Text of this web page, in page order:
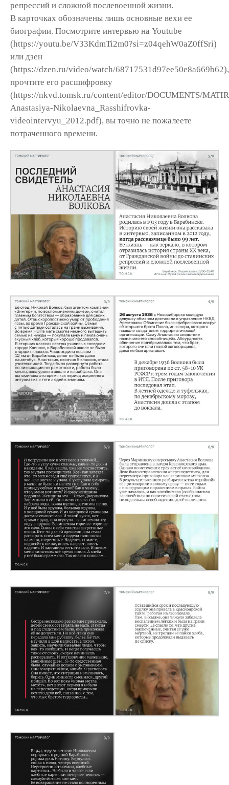
репрессий и сложной послевоенной жизни.
В карточках обозначены лишь основные вехи ее
биографии. Посмотрите интервью на Youtube
(https://youtu.be/V33KdmTi2m0?si=z04qehW0aZ0ffSri)
или дзен
(https://dzen.ru/video/watch/68717531d97ee50e8a669b62),
прочтите его расшифровку
(https://nkvd.tomsk.ru/content/editor/DOCUMENTS/
Anastasiya-Nikolaevna_Rasshifrovka-
videointervyu_2012.pdf), вы точно не пожалеете
потраченного времени.